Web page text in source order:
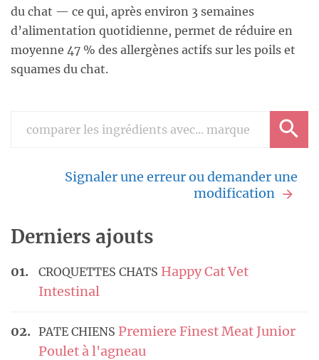
du chat — ce qui, après environ 3 semaines
d’alimentation quotidienne, permet de réduire en
moyenne 47 % des allergènes actifs sur les poils et
squames du chat.
Signaler une erreur ou demander une
modification
Derniers ajouts
CROQUETTES CHATS Happy Cat Vet
Intestinal
PATE CHIENS Premiere Finest Meat Junior
Poulet à l'agneau